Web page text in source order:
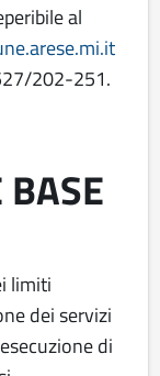
al
202-251.
limiti
dei servizi
di